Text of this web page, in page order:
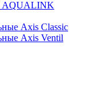
AQUALINK
Axis Classic
Axis Ventil